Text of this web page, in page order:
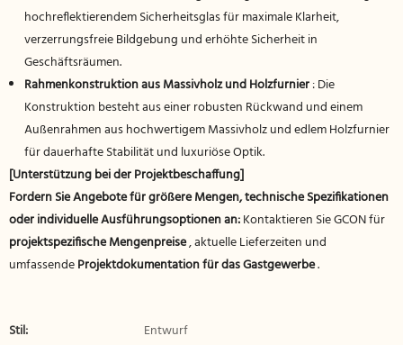
hochreflektierendem Sicherheitsglas für maximale Klarheit,
verzerrungsfreie Bildgebung und erhöhte Sicherheit in
Geschäftsräumen.
Rahmenkonstruktion aus Massivholz und Holzfurnier: Die
Konstruktion besteht aus einer robusten Rückwand und einem
Außenrahmen aus hochwertigem Massivholz und edlem Holzfurnier
für dauerhafte Stabilität und luxuriöse Optik.
[Unterstützung bei der Projektbeschaffung]
Fordern Sie Angebote für größere Mengen, technische Spezifikationen
oder individuelle Ausführungsoptionen an:Kontaktieren Sie GCON für
projektspezifische Mengenpreise, aktuelle Lieferzeiten und
umfassendeProjektdokumentation für das Gastgewerbe.
Stil:
Entwurf